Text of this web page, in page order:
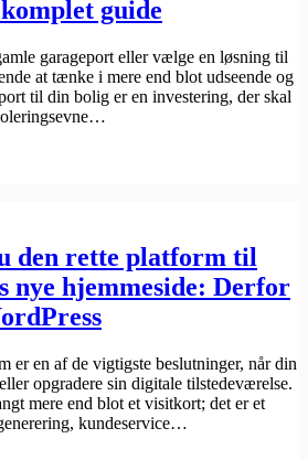
guide
garageport eller vælge en løsning til
at tænke i mere end blot udseende og
til din bolig er en investering, der skal
den rette platform til
nye hjemmeside: Derfor
er en af de vigtigste beslutninger, når din
opgradere sin digitale tilstedeværelse.
mere end blot et visitkort; det er et
kundeservice…